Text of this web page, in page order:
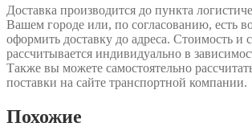
Доставка производится до пункта
Вашем городе или, по согласованию, есть
оформить доставку до адреса. Стоимость и
рассчитывается индивидуально в
Также вы можете самостоятельно
поставки на сайте транспортной компании.
Похожие